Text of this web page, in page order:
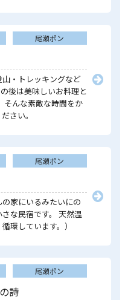
尾瀬ポン
・トレッキングなど
後は美味しいお料理と
そんな素敵な時間をか
さい。
尾瀬ポン
家にいるみたいにの
な民宿です。 天然温
環しています。）
尾瀬ポン
詩